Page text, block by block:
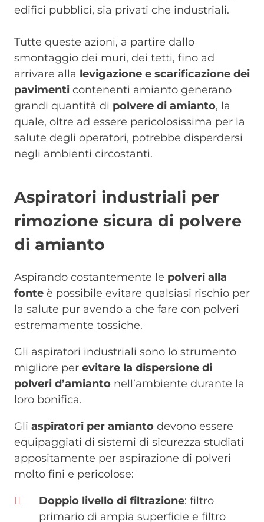
edifici pubblici, sia privati che industriali.
Tutte queste azioni, a partire dallo
smontaggio dei muri, dei tetti, fino ad
arrivare alla levigazione e scarificazione dei
pavimenti contenenti amianto generano
grandi quantità di polvere di amianto, la
quale, oltre ad essere pericolosissima per la
salute degli operatori, potrebbe disperdersi
negli ambienti circostanti.
Aspiratori industriali per
rimozione sicura di polvere
di amianto
Aspirando costantemente le polveri alla
fonte è possibile evitare qualsiasi rischio per
la salute pur avendo a che fare con polveri
estremamente tossiche.
Gli aspiratori industriali sono lo strumento
migliore per evitare la dispersione di
polveri d’amianto nell’ambiente durante la
loro bonifica.
Gli aspiratori per amianto devono essere
equipaggiati di sistemi di sicurezza studiati
appositamente per aspirazione di polveri
molto fini e pericolose:
Doppio livello di filtrazione: filtro
primario di ampia superficie e filtro